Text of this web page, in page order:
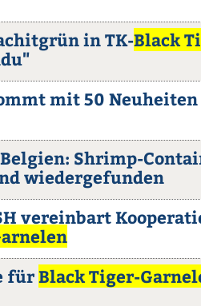
in TK-Black
mit 50
Shrimp-
wiedergefunden
vereinbart
fürBlack Tiger-